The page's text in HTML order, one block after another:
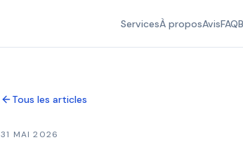
ServicesÀ proposAvisFAQ
Tous les articles
31 MAI 2026